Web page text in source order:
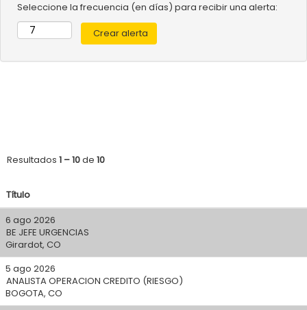
Seleccione la frecuencia (en días) para recibir una alerta:
Resultados 1 – 10de 10
Título
6 ago 2026
BE JEFE URGENCIAS
Girardot, CO
5 ago 2026
ANALISTA OPERACION CREDITO (RIESGO)
BOGOTA, CO